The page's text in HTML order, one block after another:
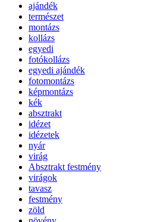
ajándék
természet
montázs
kollázs
egyedi
fotókollázs
egyedi ajándék
fotomontázs
képmontázs
kék
absztrakt
idézet
idézetek
nyár
virág
Absztrakt festmény
virágok
tavasz
festmény
zöld